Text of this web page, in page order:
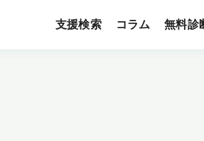
支援検索 コラム 無料診